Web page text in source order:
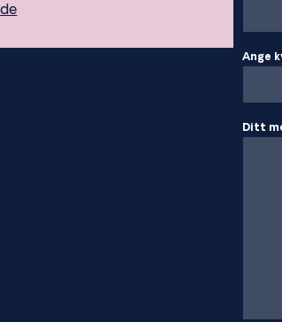
Ange
Ditt